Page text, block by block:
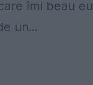
îmi beau eu
un...